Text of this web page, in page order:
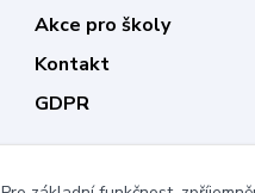
Akce pro školy
Kontakt
GDPR